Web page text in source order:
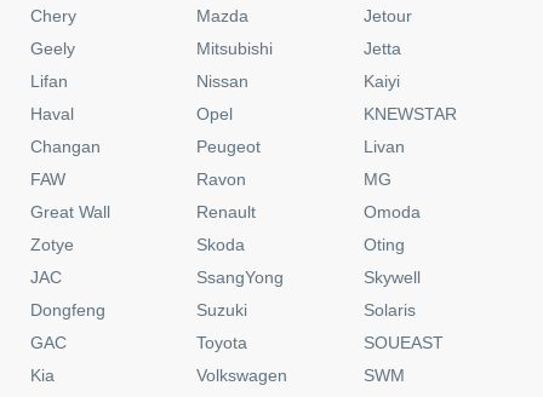
Chery
Geely
Lifan
Haval
Changan
FAW
Great Wall
Zotye
JAC
Dongfeng
GAC
Kia
Mazda
Mitsubishi
Nissan
Opel
Peugeot
Ravon
Renault
Skoda
SsangYong
Suzuki
Toyota
Volkswagen
Jetour
Jetta
Kaiyi
KNEWSTAR
Livan
MG
Omoda
Oting
Skywell
Solaris
SOUEAST
SWM